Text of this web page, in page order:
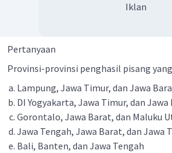
Iklan
Pertanyaan
Provinsi-provinsi penghasil pisang
Lampung, Jawa Timur, dan Jawa
DI Yogyakarta, Jawa Timur, dan Jawa
Gorontalo, Jawa Barat, dan Maluku
Jawa Tengah, Jawa Barat, dan Jawa
Bali, Banten, dan Jawa Tengah